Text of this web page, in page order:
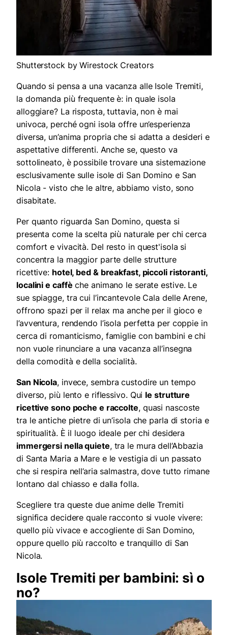
Shutterstock by Wirestock Creators
Quando si pensa a una vacanza alle Isole Tremiti,
la domanda più frequente è: in quale isola
alloggiare? La risposta, tuttavia, non è mai
univoca, perché ogni isola offre un’esperienza
diversa, un’anima propria che si adatta a desideri e
aspettative differenti. Anche se, questo va
sottolineato, è possibile trovare una sistemazione
esclusivamente sulle isole di San Domino e San
Nicola - visto che le altre, abbiamo visto, sono
disabitate.
Per quanto riguarda San Domino, questa si
presenta come la scelta più naturale per chi cerca
comfort e vivacità. Del resto in quest'isola si
concentra la maggior parte delle strutture
ricettive: hotel, bed & breakfast, piccoli ristoranti,
localini e caffè che animano le serate estive. Le
sue spiagge, tra cui l’incantevole Cala delle Arene,
offrono spazi per il relax ma anche per il gioco e
l’avventura, rendendo l’isola perfetta per coppie in
cerca di romanticismo, famiglie con bambini e chi
non vuole rinunciare a una vacanza all’insegna
della comodità e della socialità.
San Nicola, invece, sembra custodire un tempo
diverso, più lento e riflessivo. Qui le strutture
ricettive sono poche e raccolte, quasi nascoste
tra le antiche pietre di un’isola che parla di storia e
spiritualità. È il luogo ideale per chi desidera
immergersi nella quiete, tra le mura dell’Abbazia
di Santa Maria a Mare e le vestigia di un passato
che si respira nell’aria salmastra, dove tutto rimane
lontano dal chiasso e dalla folla.
Scegliere tra queste due anime delle Tremiti
significa decidere quale racconto si vuole vivere:
quello più vivace e accogliente di San Domino,
oppure quello più raccolto e tranquillo di San
Nicola.
Isole Tremiti per bambini: sì o
no?